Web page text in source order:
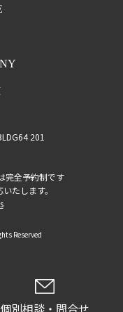
201
完全予約制です
たします。
Reserved
個別相談・問合せ